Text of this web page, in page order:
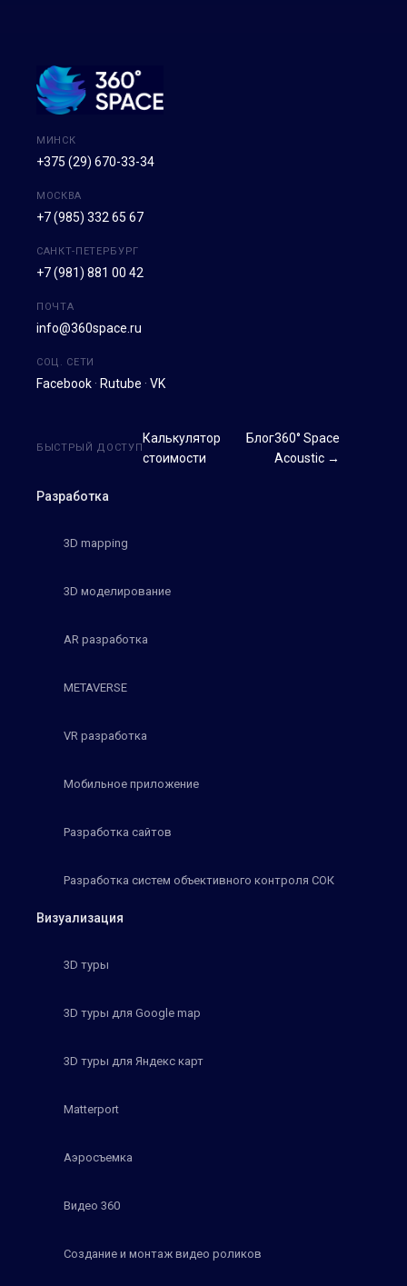
МИНСК
+375 (29) 670-33-34
МОСКВА
+7 (985) 332 65 67
САНКТ-ПЕТЕРБУРГ
+7 (981) 881 00 42
ПОЧТА
info@360space.ru
СОЦ. СЕТИ
Facebook · Rutube · VK
Разработка
3D mapping
3D моделирование
AR разработка
METAVERSE
VR разработка
Мобильное приложение
Разработка сайтов
Разработка систем объективного контроля СОК
Визуализация
3D туры
3D туры для Google map
3D туры для Яндекс карт
Matterport
Аэросъемка
Видео 360
Создание и монтаж видео роликов
БЫСТРЫЙ ДОСТУП
Калькулятор
стоимости
Блог360° Space
Acoustic →